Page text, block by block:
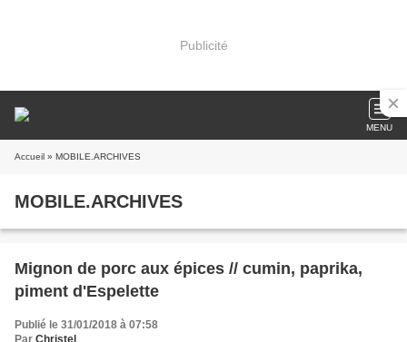
Publicité
MENU
Accueil » MOBILE.ARCHIVES
MOBILE.ARCHIVES
Mignon de porc aux épices // cumin, paprika,
piment d'Espelette
Publié le 31/01/2018 à 07:58
Par Christel